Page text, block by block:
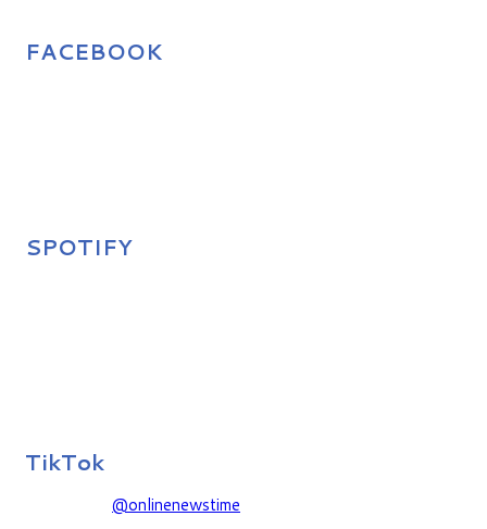
FACEBOOK
SPOTIFY
TikTok
@onlinenewstime